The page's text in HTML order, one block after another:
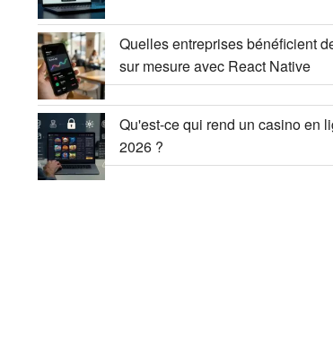
Quelles entreprises bénéficient
sur mesure avec React Native
Qu'est-ce qui rend un casino en
2026 ?